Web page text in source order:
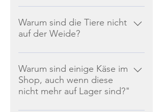
sodass wir den Kostenvoranschlag
erstellen und Ihnen zukommen
Da wir leider Erfahrungen mit
weniger ehrlichen Kunden machen
mussten, haben wir dieses System
Notwendigkeit.
Warum sind die Tiere nicht
auf der Weide?
Als Teilnehmer im hisiegen Gänse-
Schutz-Programm sind wir darauf
Beschränkt, die Kühe vom 30.10.
bis zum 01.04. nicht auf die Weide
Warum sind einige Käse im
Shop, auch wenn diese
nicht mehr auf Lager sind?"